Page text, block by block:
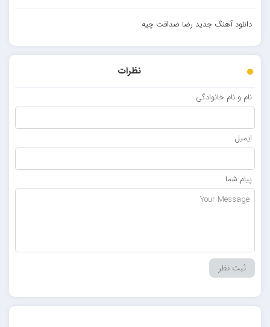
دانلود آهنگ جدید رضا صداقت چیه
نظرات
نام و نام خانوادگی
ایمیل
پیام شما